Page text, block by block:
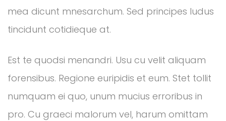
mea dicunt mnesarchum. Sed principes ludus
tincidunt cotidieque at.
Est te quodsi menandri. Usu cu velit aliquam
forensibus. Regione euripidis et eum. Stet tollit
numquam ei quo, unum mucius erroribus in
pro. Cu graeci malorum vel, harum omittam